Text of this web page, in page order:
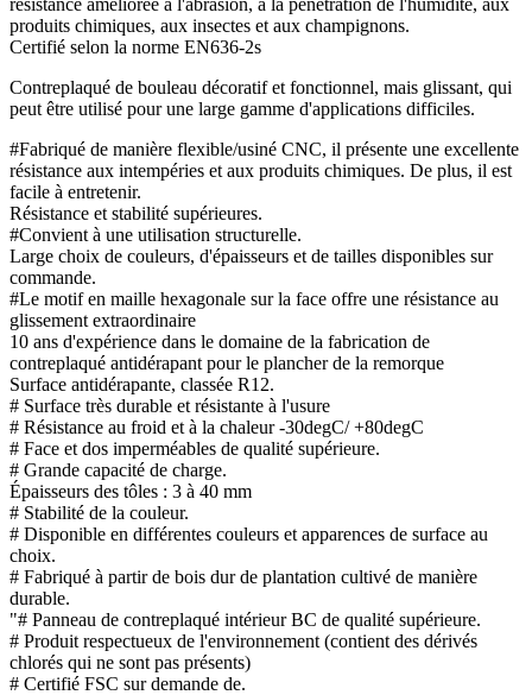
produits chimiques, aux insectes et aux champignons.
Certifié selon la norme EN636-2s
Contreplaqué de bouleau décoratif et fonctionnel, mais glissant, qui
peut être utilisé pour une large gamme d'applications difficiles.
#Fabriqué de manière flexible/usiné CNC, il présente une excellente
résistance aux intempéries et aux produits chimiques. De plus, il est
facile à entretenir.
Résistance et stabilité supérieures.
#Convient à une utilisation structurelle.
Large choix de couleurs, d'épaisseurs et de tailles disponibles sur
commande.
#Le motif en maille hexagonale sur la face offre une résistance au
glissement extraordinaire
10 ans d'expérience dans le domaine de la fabrication de
contreplaqué antidérapant pour le plancher de la remorque
Surface antidérapante, classée R12.
# Surface très durable et résistante à l'usure
# Résistance au froid et à la chaleur -30degC/ +80degC
# Face et dos imperméables de qualité supérieure.
# Grande capacité de charge.
Épaisseurs des tôles : 3 à 40 mm
# Stabilité de la couleur.
# Disponible en différentes couleurs et apparences de surface au
choix.
# Fabriqué à partir de bois dur de plantation cultivé de manière
durable.
"# Panneau de contreplaqué intérieur BC de qualité supérieure.
# Produit respectueux de l'environnement (contient des dérivés
chlorés qui ne sont pas présents)
# Certifié FSC sur demande de.